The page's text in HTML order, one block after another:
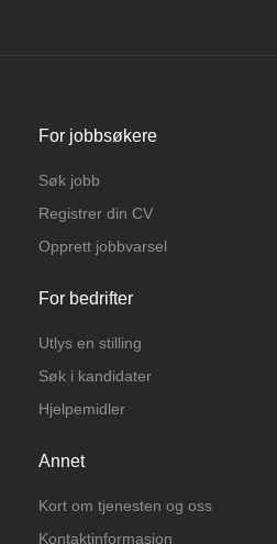
For jobbsøkere
Søk jobb
Registrer din CV
Opprett jobbvarsel
For bedrifter
Utlys en stilling
Søk i kandidater
Hjelpemidler
Annet
Kort om tjenesten og oss
Kontaktinformasjon